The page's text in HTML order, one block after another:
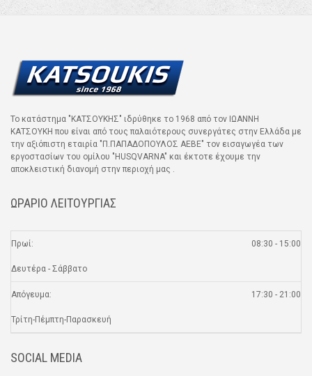
Το κατάστημα "ΚΑΤΣΟΥΚΗΣ" ιδρύθηκε το 1968 από τον ΙΩΑΝΝΗ
ΚΑΤΣΟΥΚΗ που είναι από τους παλαιότερους συνεργάτες στην Ελλάδα με
την αξιόπιστη εταιρία "Π.ΠΑΠΑΔΟΠΟΥΛΟΣ ΑΕΒΕ" τον εισαγωγέα των
εργοστασίων του ομίλου "HUSQVARNA" και έκτοτε έχουμε την
αποκλειστική διανομή στην περιοχή μας .
ΩΡΑΡΙΟ ΛΕΙΤΟΥΡΓΙΑΣ
Πρωί:
Δευτέρα - Σάββατο
08:30 - 15:00
Απόγευμα:
Τρίτη-Πέμπτη-Παρασκευή
17:30 - 21:00
SOCIAL MEDIA